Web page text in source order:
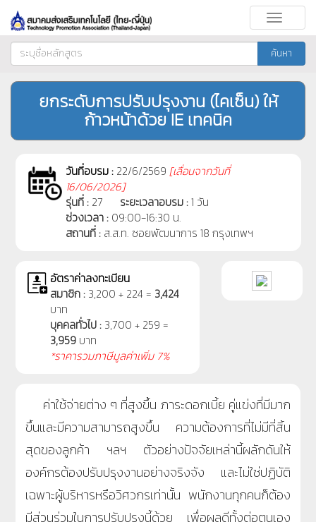
Toggle
ค้นหา
ยกระดับการปรับปรุงงาน (ไคเซ็น) ให้
ก้าวหน้าด้วย IE เทคนิค
วันที่อบรม : 22/6/2569 [เลื่อนจากวันที่
16/06/2026]
รุ่นที่ : 27 ระยะเวลาอบรม :1 วัน
ช่วงเวลา : 09:00-16:30 น.
สถานที่ : ส.ส.ท. ซอยพัฒนาการ 18 กรุงเทพฯ
อัตราค่าลงทะเบียน
สมาชิก : 3,200 + 224 = 3,424
บาท
บุคคลทั่วไป : 3,700 + 259 =
3,959 บาท
*ราคารวมภาษีมูลค่าเพิ่ม 7%
ค่าใช้จ่ายต่าง ๆ ที่สูงขึ้น ภาระดอกเบี้ย คู่แข่งที่มีมาก
ขึ้นและมีความสามารถสูงขึ้น ความต้องการที่ไม่มีที่สิ้น
สุดของลูกค้า ฯลฯ ตัวอย่างปัจจัยเหล่านี้ผลักดันให้
องค์กรต้องปรับปรุงงานอย่างจริงจัง และไม่ใช่ปฏิบัติ
เฉพาะผู้บริหารหรือวิศวกรเท่านั้น พนักงานทุกคนก็ต้อง
มีส่วนร่วมในการปรับปรุงนี้ด้วย เพื่อผลดีทั้งต่อตนเอง